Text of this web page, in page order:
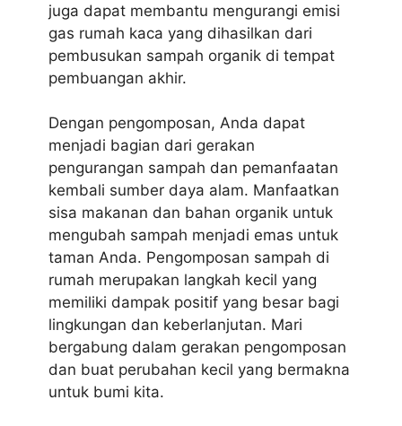
juga dapat membantu mengurangi emisi
gas rumah kaca yang dihasilkan dari
pembusukan sampah organik di tempat
pembuangan akhir.
Dengan pengomposan, Anda dapat
menjadi bagian dari gerakan
pengurangan sampah dan pemanfaatan
kembali sumber daya alam. Manfaatkan
sisa makanan dan bahan organik untuk
mengubah sampah menjadi emas untuk
taman Anda. Pengomposan sampah di
rumah merupakan langkah kecil yang
memiliki dampak positif yang besar bagi
lingkungan dan keberlanjutan. Mari
bergabung dalam gerakan pengomposan
dan buat perubahan kecil yang bermakna
untuk bumi kita.